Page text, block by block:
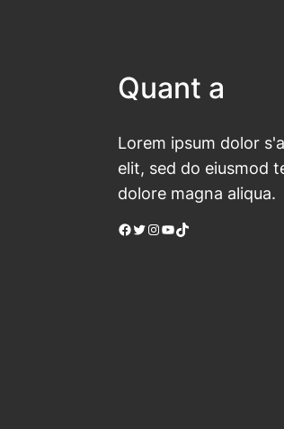
Quant a
Lorem ipsum dolor
elit, sed do eiusmod
dolore magna aliqua.
Facebook Twitter Instagram YouTube TikTok